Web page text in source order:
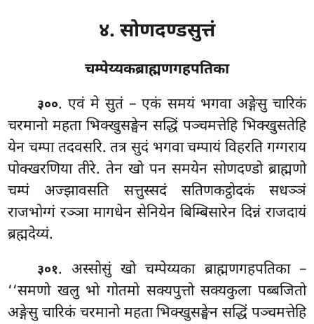
४. सोणदण्डसुत्तं
चम्पेय्यकब्राह्मणगहपतिका
३००. एवंमे सुतं – एकं समयं भगवा अङ्गेसु चारिकं
चरमानो महता भिक्खुसङ्घेन सद्धिं पञ्चमत्तेहि भिक्खुसतेहि
येन चम्पा तदवसरि. तत्र सुदं भगवा चम्पायं विहरति गग्गराय
पोक्खरणिया तीरे. तेन खो पन समयेन सोणदण्डो ब्राह्मणो
चम्पं अज्झावसति सत्तुस्सदं सतिणकट्ठोदकं सधञ्ञं
राजभोग्गं रञ्ञा मागधेन सेनियेन बिम्बिसारेन दिन्नं राजदायं
ब्रह्मदेय्यं.
३०१. अस्सोसुं खो चम्पेय्यका ब्राह्मणगहपतिका –
‘‘समणो खलु भो गोतमो सक्यपुत्तो सक्यकुला पब्बजितो
अङ्गेसु चारिकं चरमानो महता भिक्खुसङ्घेन सद्धिं पञ्चमत्तेहि